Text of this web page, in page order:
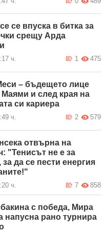
се впуска в битка за
срещу Арда
ч. 475
1
– бъдещето лице
и след края на
си кариера
ч. 579
2
отвърна на
"Тенисът не е за
да се пести енергия
ч. 858
7
с победа, Мира
напусна рано турнира